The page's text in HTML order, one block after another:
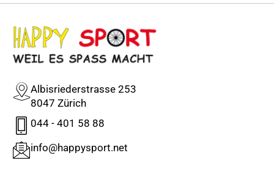
Albisriederstrasse 253
8047 Zürich
044 - 401 58 88
info@happysport.net